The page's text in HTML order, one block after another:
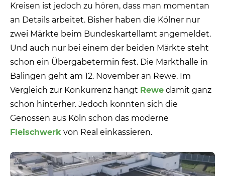
Kreisen ist jedoch zu hören, dass man momentan
an Details arbeitet. Bisher haben die Kölner nur
zwei Märkte beim Bundeskartellamt angemeldet.
Und auch nur bei einem der beiden Märkte steht
schon ein Übergabetermin fest. Die Markthalle in
Balingen geht am 12. November an Rewe. Im
Vergleich zur Konkurrenz hängt Rewe damit ganz
schön hinterher. Jedoch konnten sich die
Genossen aus Köln schon das moderne
Fleischwerk von Real einkassieren.